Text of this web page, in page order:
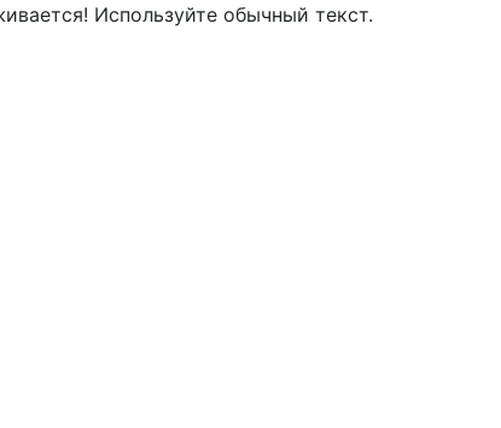
Используйте обычный текст.